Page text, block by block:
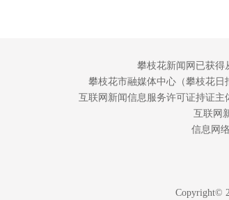
攀枝花新闻网已获得
攀枝花市融媒体中心（攀枝花
互联网新闻信息服务许可证持证主
互联网
信息网
Copyright©